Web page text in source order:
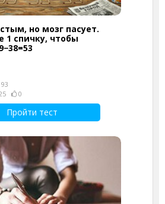
но мозг пасует.
1 спичку, чтобы
0
Пройти тест